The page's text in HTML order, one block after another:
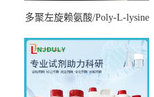
多聚左旋赖氨酸/Poly-L-lysine
7000，分子量7000-15000，分
子量2万～4万，分子量3～7
万，分子量7～15万，分子量